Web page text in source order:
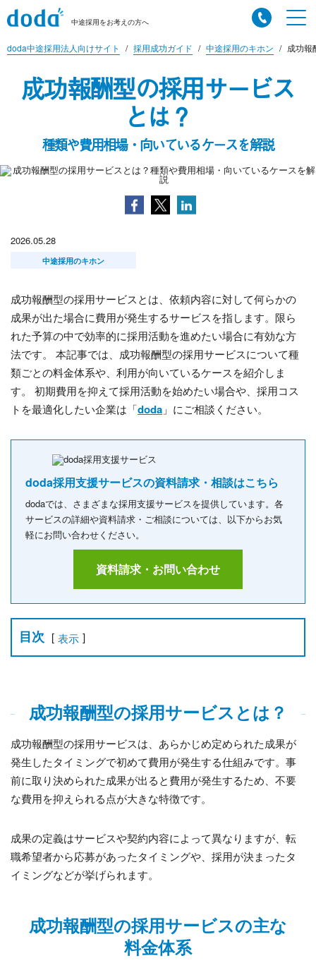
中途採用をお考えの方へ
doda中途採用法人向けサイト 採用成功ガイド 中途採用のキホン 成功報
成功報酬型の採用サービス
とは？
種類や費用相場・向いているケースを解説
2026.05.28
中途採用のキホン
成功報酬型の採用サービスとは、依頼内容に対して何らかの
成果が出た場合に費用が発生するサービスを指します。限ら
れた予算の中で効率的に採用活動を進めたい場合に有効な方
法です。 本記事では、成功報酬型の採用サービスについて種
類ごとの料金体系や、利用が向いているケースを紹介しま
す。 初期費用を抑えて採用活動を始めたい場合や、採用コス
トを最適化したい企業は「doda 」にご相談ください。
doda採用支援サービスの資料請求・相談はこちら
dodaでは、さまざまな採用支援サービスを提供しています。各
サービスの詳細や資料請求・ご相談については、以下からお気
軽にお問い合わせください。
資料請求・お問い合わせ
目次 [ 表示 ]
成功報酬型の採用サービスとは？
成功報酬型の採用サービスは、あらかじめ定められた成果が
発生したタイミングで初めて費用が発生する仕組みです。事
前に取り決められた成果が出ると費用が発生するため、不要
な費用を抑えられる点が大きな特徴です。
成果の定義はサービスや契約内容によって異なりますが、転
職希望者から応募があったタイミングや、採用が決まったタ
イミングなどが挙げられます。
成功報酬型の採用サービスの主な
料金体系